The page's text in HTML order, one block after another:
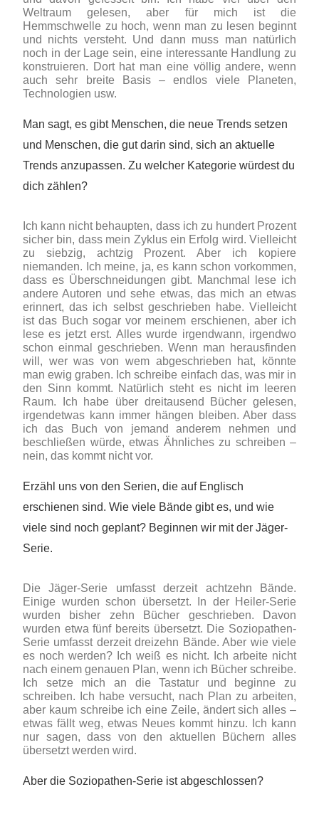
Weltraum gelesen, aber für mich ist die
Hemmschwelle zu hoch, wenn man zu lesen beginnt
und nichts versteht. Und dann muss man natürlich
noch in der Lage sein, eine interessante Handlung zu
konstruieren. Dort hat man eine völlig andere, wenn
auch sehr breite Basis – endlos viele Planeten,
Technologien usw.
Man sagt, es gibt Menschen, die neue Trends setzen
und Menschen, die gut darin sind, sich an aktuelle
Trends anzupassen. Zu welcher Kategorie würdest du
dich zählen?
Ich kann nicht behaupten, dass ich zu hundert Prozent
sicher bin, dass mein Zyklus ein Erfolg wird. Vielleicht
zu siebzig, achtzig Prozent. Aber ich kopiere
niemanden. Ich meine, ja, es kann schon vorkommen,
dass es Überschneidungen gibt. Manchmal lese ich
andere Autoren und sehe etwas, das mich an etwas
erinnert, das ich selbst geschrieben habe. Vielleicht
ist das Buch sogar vor meinem erschienen, aber ich
lese es jetzt erst. Alles wurde irgendwann, irgendwo
schon einmal geschrieben. Wenn man herausfinden
will, wer was von wem abgeschrieben hat, könnte
man ewig graben. Ich schreibe einfach das, was mir in
den Sinn kommt. Natürlich steht es nicht im leeren
Raum. Ich habe über dreitausend Bücher gelesen,
irgendetwas kann immer hängen bleiben. Aber dass
ich das Buch von jemand anderem nehmen und
beschließen würde, etwas Ähnliches zu schreiben –
nein, das kommt nicht vor.
Erzähl uns von den Serien, die auf Englisch
erschienen sind. Wie viele Bände gibt es, und wie
viele sind noch geplant? Beginnen wir mit der Jäger-
Serie.
Die Jäger-Serie umfasst derzeit achtzehn Bände.
Einige wurden schon übersetzt. In der Heiler-Serie
wurden bisher zehn Bücher geschrieben. Davon
wurden etwa fünf bereits übersetzt. Die Soziopathen-
Serie umfasst derzeit dreizehn Bände. Aber wie viele
es noch werden? Ich weiß es nicht. Ich arbeite nicht
nach einem genauen Plan, wenn ich Bücher schreibe.
Ich setze mich an die Tastatur und beginne zu
schreiben. Ich habe versucht, nach Plan zu arbeiten,
aber kaum schreibe ich eine Zeile, ändert sich alles –
etwas fällt weg, etwas Neues kommt hinzu. Ich kann
nur sagen, dass von den aktuellen Büchern alles
übersetzt werden wird.
Aber die Soziopathen-Serie ist abgeschlossen?